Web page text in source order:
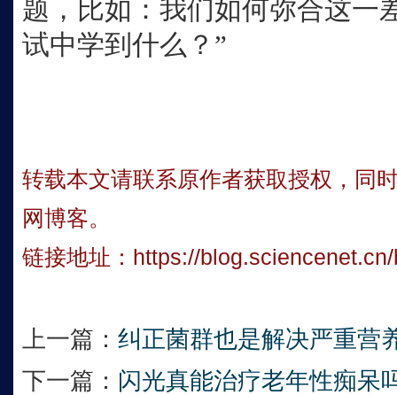
题，比如：我们如何弥合这一
试中学到什么？”
转载本文请联系原作者获取授权，同
网博客。
链接地址： https://
上一篇： 纠正菌群也是解决严重营
下一篇： 闪光真能治疗老年性痴呆